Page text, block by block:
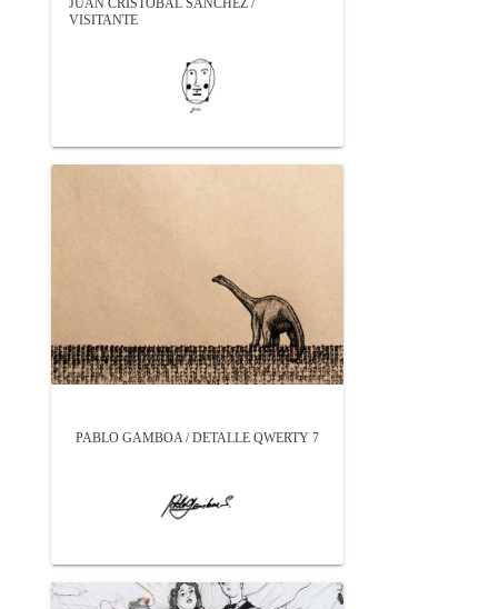
JUAN CRISTÓBAL SÁNCHEZ /
VISITANTE
PABLO GAMBOA / DETALLE QWERTY 7